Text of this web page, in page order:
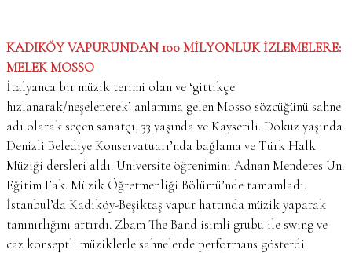
KADIKÖY VAPURUNDAN 100 MİLYONLUK İZLEMELERE:
MELEK MOSSO
İtalyanca bir müzik terimi olan ve ‘gittikçe
hızlanarak/neşelenerek’ anlamına gelen Mosso sözcüğünü sahne
adı olarak seçen sanatçı, 33 yaşında ve Kayserili. Dokuz yaşında
Denizli Belediye Konservatuarı’nda bağlama ve Türk Halk
Müziği dersleri aldı. Üniversite öğrenimini Adnan Menderes Ün.
Eğitim Fak. Müzik Öğretmenliği Bölümü’nde tamamladı.
İstanbul’da Kadıköy-Beşiktaş vapur hattında müzik yaparak
tanınırlığını artırdı. Zbam The Band isimli grubu ile swing ve
caz konseptli müziklerle sahnelerde performans gösterdi.